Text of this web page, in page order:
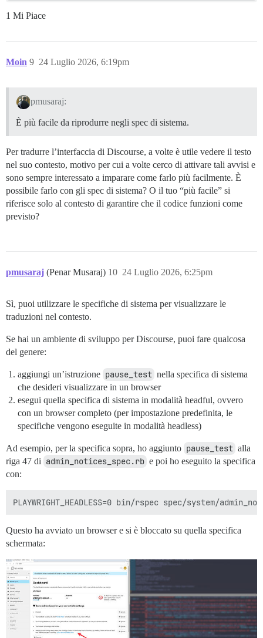
1 Mi Piace
Moin 24 Luglio 2026, 6:19pm
9
pmusaraj:
È più facile da riprodurre negli spec di sistema.
Per tradurre l’interfaccia di Discourse, a volte è utile vedere il testo
nel suo contesto, motivo per cui a volte cerco di attivare tali avvisi e
sono sempre interessato a imparare come farlo più facilmente. È
possibile farlo con gli spec di sistema? O il tuo “più facile” si
riferisce solo al contesto di garantire che il codice funzioni come
previsto?
pmusaraj (Penar Musaraj) 24 Luglio 2026, 6:25pm
10
Sì, puoi utilizzare le specifiche di sistema per visualizzare le
traduzioni nel contesto.
Se hai un ambiente di sviluppo per Discourse, puoi fare qualcosa
del genere:
aggiungi un’istruzione pause_test nella specifica di sistema
che desideri visualizzare in un browser
esegui quella specifica di sistema in modalità headful, ovvero
con un browser completo (per impostazione predefinita, le
specifiche vengono eseguite in modalità headless)
Ad esempio, per la specifica sopra, ho aggiunto pause_test alla
riga 47 di admin_notices_spec.rb e poi ho eseguito la specifica
con:
Questo ha avviato un browser e si è bloccato su quella specifica
schermata: